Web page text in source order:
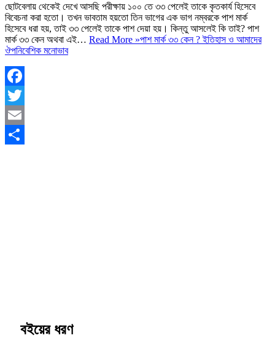
ছোটবেলায় থেকেই দেখে আসছি পরীক্ষায় ১০০ তে ৩৩ পেলেই তাকে কৃতকার্য হিসেবে
বিবেচনা করা হতো। তখন ভাবতাম হয়তো তিন ভাগের এক ভাগ নম্বরকে পাশ মার্ক
হিসেবে ধরা হয়, তাই ৩৩ পেলেই তাকে পাশ দেয়া হয়। কিন্তু আসলেই কি তাই? পাশ
মার্ক ৩৩ কেন অথবা এই… Read More »পাশ মার্ক ৩৩ কেন ? ইতিহাস ও আমাদের
ঔপনিবেশিক মনোভাব
Facebook
Twitter
Email
বইয়ের ধরণ